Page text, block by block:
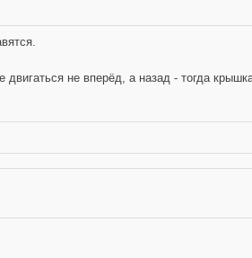
не вперёд, а назад - тогда